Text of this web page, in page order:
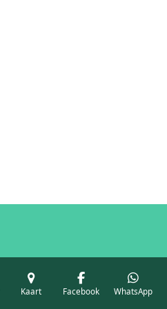
Kaart Facebook WhatsApp